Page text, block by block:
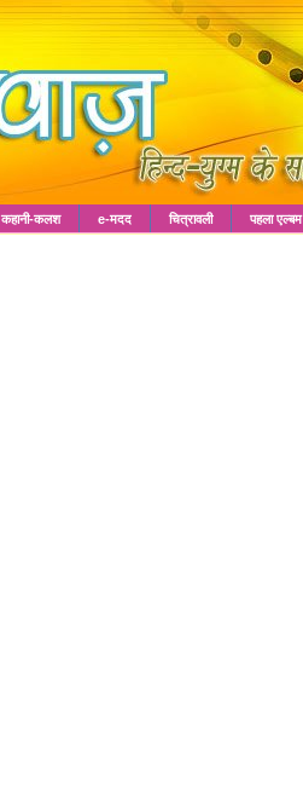
कहानी-कलश e-मदद चित्रावली पहला एल्बम